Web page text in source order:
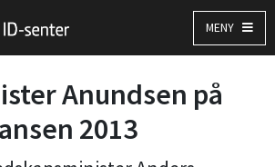
MENY
Anundsen på
2013